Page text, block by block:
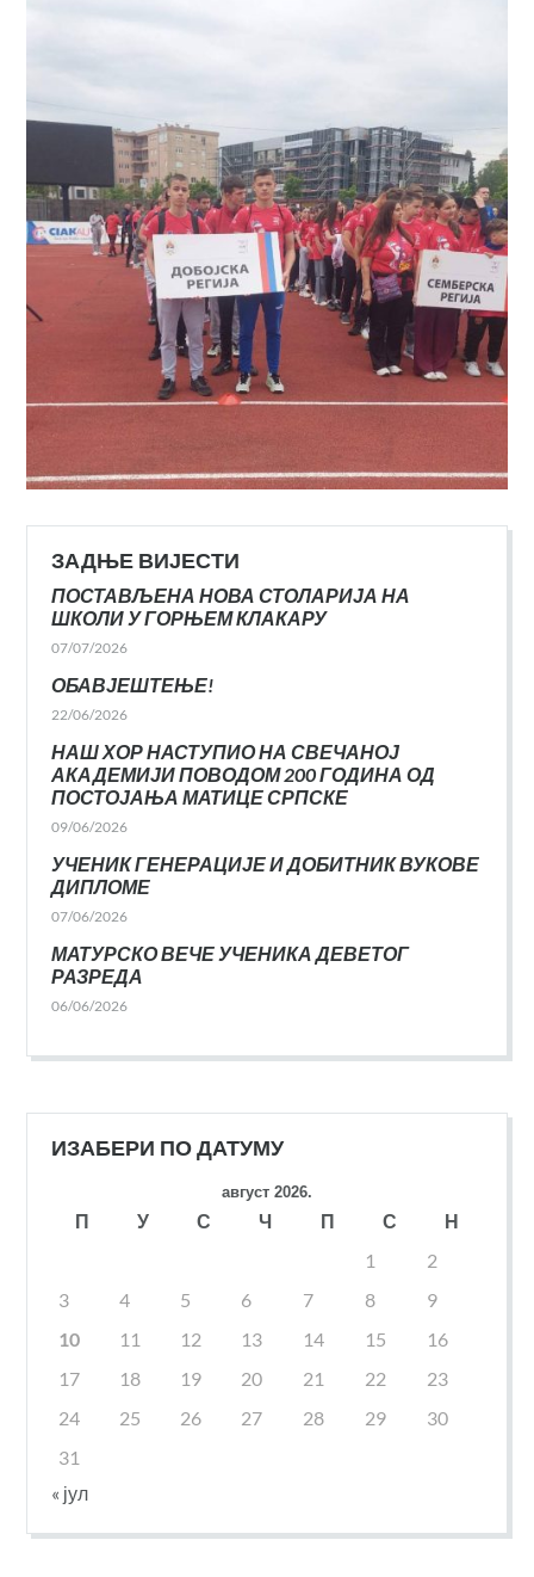
ЗАДЊЕ ВИЈЕСТИ
ПОСТАВЉЕНА НОВА СТОЛАРИЈА НА
ШКОЛИ У ГОРЊЕМ КЛАКАРУ
07/07/2026
ОБАВЈЕШТЕЊЕ!
22/06/2026
НАШ ХОР НАСТУПИО НА СВЕЧАНОЈ
АКАДЕМИЈИ ПОВОДОМ 200 ГОДИНА ОД
ПОСТОЈАЊА МАТИЦЕ СРПСКЕ
09/06/2026
УЧЕНИК ГЕНЕРАЦИЈЕ И ДОБИТНИК ВУКОВЕ
ДИПЛОМЕ
07/06/2026
МАТУРСКО ВЕЧЕ УЧЕНИКА ДЕВЕТОГ
РАЗРЕДА
06/06/2026
ИЗАБЕРИ ПО ДАТУМУ
август 2026.
П У С Ч П С
Н
1
2
3
4 5 6 7 8
9
10
11 12 13 14 15
16
17
18 19 20 21 22
23
24
25 26 27 28 29
30
31
« јул